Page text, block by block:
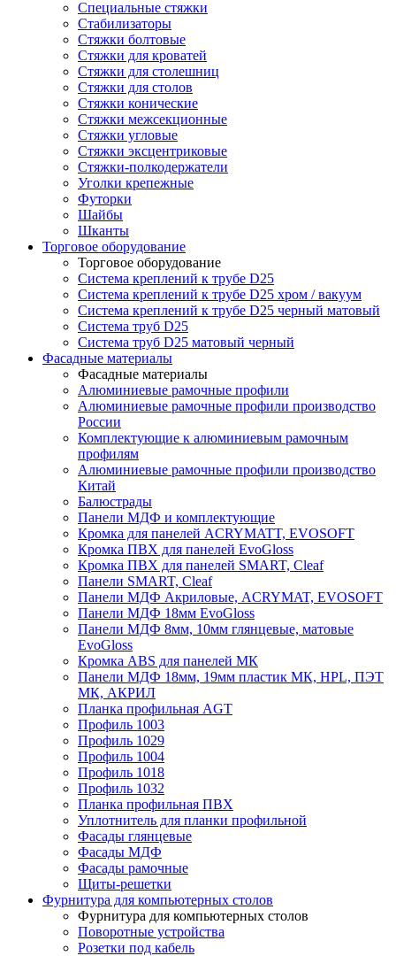
Специальные стяжки
Стабилизаторы
Стяжки болтовые
Стяжки для кроватей
Стяжки для столешниц
Стяжки для столов
Стяжки конические
Стяжки межсекционные
Стяжки угловые
Стяжки эксцентриковые
Стяжки-полкодержатели
Уголки крепежные
Футорки
Шайбы
Шканты
Торговое оборудование
Торговое оборудование
Система креплений к трубе D25
Система креплений к трубе D25 хром / вакуум
Система креплений к трубе D25 черный матовый
Система труб D25
Система труб D25 матовый черный
Фасадные материалы
Фасадные материалы
Алюминиевые рамочные профили
Алюминиевые рамочные профили производство
России
Комплектующие к алюминиевым рамочным
профилям
Алюминиевые рамочные профили производство
Китай
Балюстрады
Панели МДФ и комплектующие
Кромка для панелей ACRYMATT, EVOSOFT
Кромка ПВХ для панелей EvoGloss
Кромка ПВХ для панелей SMART, Cleaf
Панели SMART, Cleaf
Панели МДФ Акриловые, ACRYMAT, EVOSOFT
Панели МДФ 18мм EvoGloss
Панели МДФ 8мм, 10мм глянцевые, матовые
EvoGloss
Кромка ABS для панелей МК
Панели МДФ 18мм, 19мм пластик МК, HPL, ПЭТ
МК, АКРИЛ
Планка профильная AGT
Профиль 1003
Профиль 1029
Профиль 1004
Профиль 1018
Профиль 1032
Планка профильная ПВХ
Уплотнитель для планки профильной
Фасады глянцевые
Фасады МДФ
Фасады рамочные
Щиты-решетки
Фурнитура для компьютерных столов
Фурнитура для компьютерных столов
Поворотные устройства
Розетки под кабель